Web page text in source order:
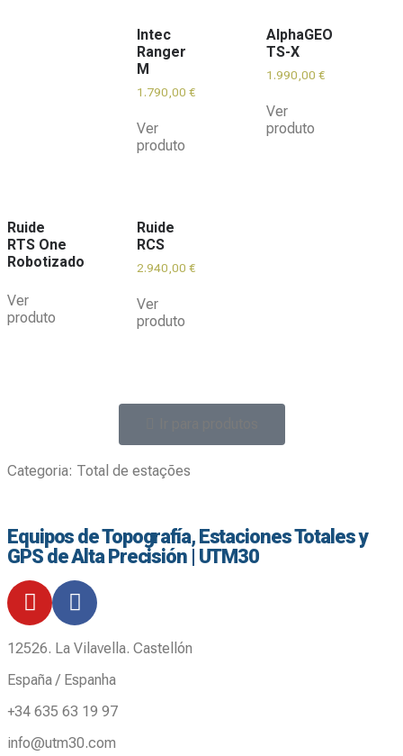
Intec
Ranger
M
1.790,00 €
Ver
produto
AlphaGEO
TS-X
1.990,00 €
Ver
produto
Ruide
RTS One
Robotizado
Ver
produto
Ruide
RCS
2.940,00 €
Ver
produto
Categoria: Total de estações
Equipos de Topografía, Estaciones Totales y
GPS de Alta Precisión | UTM30
12526. La Vilavella. Castellón
España / Espanha
+34 635 63 19 97
info@utm30.com